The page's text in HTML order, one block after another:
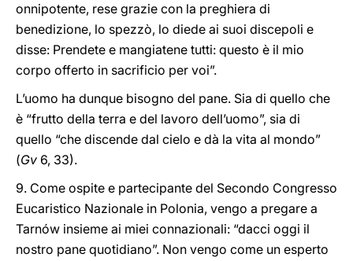
onnipotente, rese grazie con la preghiera di
benedizione, lo spezzò, lo diede ai suoi discepoli e
disse: Prendete e mangiatene tutti: questo è il mio
corpo offerto in sacrificio per voi”.
L’uomo ha dunque bisogno del pane. Sia di quello che
è “frutto della terra e del lavoro dell’uomo”, sia di
quello “che discende dal cielo e dà la vita al mondo”
(Gv 6, 33).
9. Come ospite e partecipante del Secondo Congresso
Eucaristico Nazionale in Polonia, vengo a pregare a
Tarnów insieme ai miei connazionali: “dacci oggi il
nostro pane quotidiano”. Non vengo come un esperto